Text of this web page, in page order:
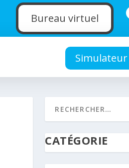
Bureau virtuel
CATÉGORIE